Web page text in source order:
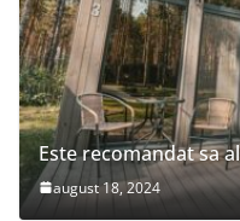
Este recomandat sa
august 18, 2024